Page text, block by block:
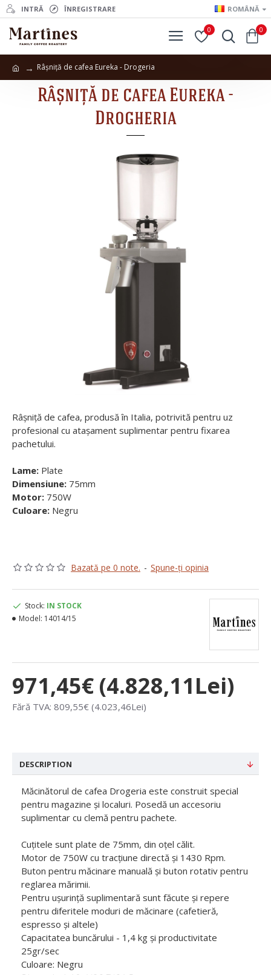
INTRĂ ÎNREGISTRARE ROMÂNĂ
0 0
Râșniță de cafea Eureka - Drogeria
Râșniță de cafea Eureka -
Drogheria
Râșniță de cafea, produsă în Italia, potrivită pentru uz
profesional cu atașament suplimentar pentru fixarea
pachetului.
Lame: Plate
Dimensiune: 75mm
Motor: 750W
Culoare: Negru
Bazată pe 0 note. - Spune-ţi opinia
971,45€ (4.828,11Lei)
Fără TVA: 809,55€ (4.023,46Lei)
Stock: IN STOCK
Model: 14014/15
DESCRIPTION
Măcinătorul de cafea Drogeria este construit special
pentru magazine și localuri. Posedă un accesoriu
suplimentar cu clemă pentru pachete.
Cuțitele sunt plate de 75mm, din oțel călit.
Motor de 750W cu tracțiune directă și 1430 Rpm.
Buton pentru măcinare manuală și buton rotativ pentru
reglarea mărimii.
Pentru ușurință suplimentară sunt făcute și repere
pentru diferitele moduri de măcinare (cafetieră,
espresso și altele)
Capacitatea buncărului - 1,4 kg și productivitate
25gr/sec
Culoare: Negru